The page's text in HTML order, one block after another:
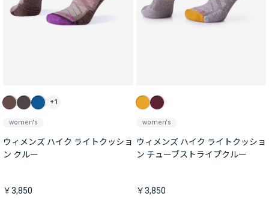
+1
women's
ウィメンズ ハイク ライトクッショ
ン クルー
￥3,850
women's
ウィメンズ ハイク ライトクッショ
ン チューブストライプクルー
￥3,850